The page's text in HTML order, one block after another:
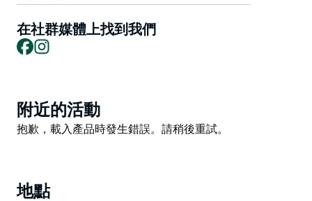
在社群媒體上找到我們
Facebook
Product
List
附近的活動
Product
抱歉，載入產品時發生錯誤。請稍後重試。
地點